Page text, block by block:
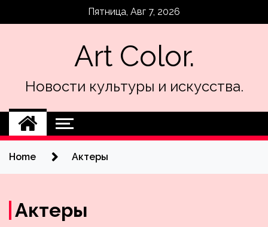
Пятница, Авг 7, 2026
Art Color.
Новости культуры и искусства.
Home Актеры
Актеры